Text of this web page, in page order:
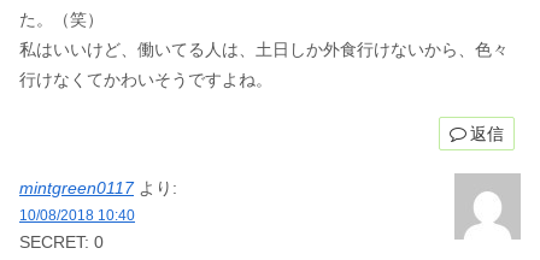
た。（笑）
私はいいけど、働いてる人は、土日しか外食行けないから、色々
行けなくてかわいそうですよね。
返信
mintgreen0117 より:
10/08/2018 10:40
SECRET: 0